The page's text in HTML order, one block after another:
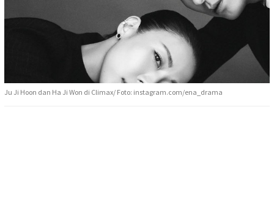
Ju Ji Hoon dan Ha Ji Won di Climax/ Foto: instagram.com/ena_drama